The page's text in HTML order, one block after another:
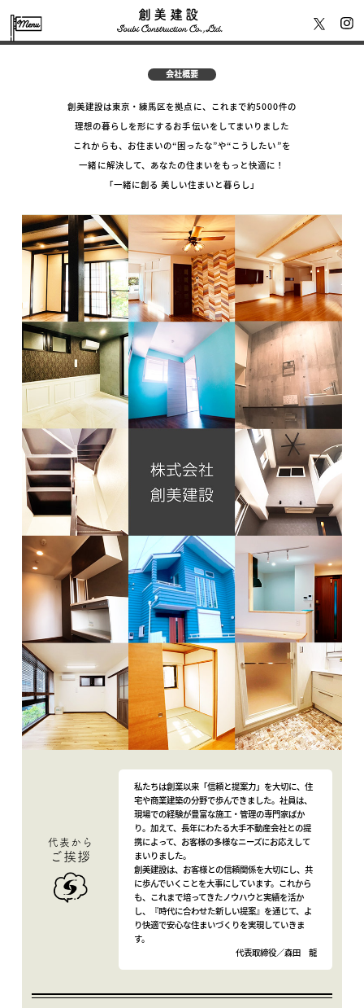
創美建設
会社概要
創美建設は東京・練馬区を拠点に、これまで約5000件の
理想の暮らしを形にするお手伝いをしてまいりました
これからも、お住まいの“困ったな”や“こうしたい”を
一緒に解決して、あなたの住まいをもっと快適に！
「一緒に創る 美しい住まいと暮らし」
代表から
ご挨拶
私たちは創業以来「信頼と提案力」を大切に、住
宅や商業建築の分野で歩んできました。社員は、
現場での経験が豊富な施工・管理の専門家ばか
り。加えて、長年にわたる大手不動産会社との提
携によって、お客様の多様なニーズにお応えして
まいりました。
創美建設は、お客様との信頼関係を大切にし、共
に歩んでいくことを大事にしています。これから
も、これまで培ってきたノウハウと実績を活か
し、『時代に合わせた新しい提案』を通じて、よ
り快適で安心な住まいづくりを実現していきま
す。
代表取締役／森田 龍